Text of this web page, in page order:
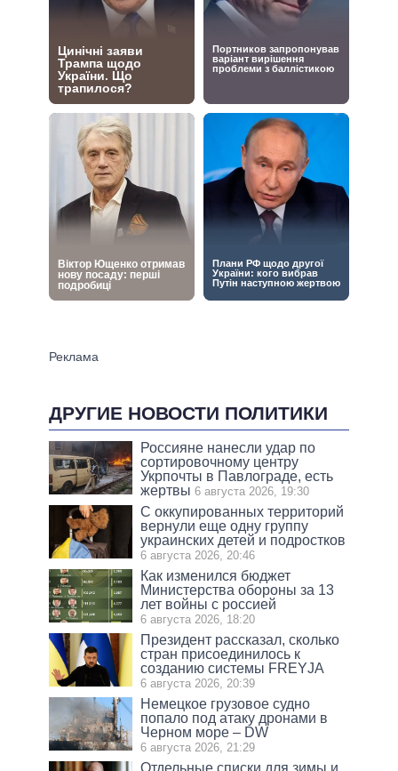
ДРУГИЕ НОВОСТИ ПОЛИТИКИ
Россияне нанесли удар по
сортировочному центру
Укрпочты в Павлограде, есть
жертвы 6 августа 2026, 19:30
С оккупированных территорий
вернули еще одну группу
украинских детей и подростков
6 августа 2026, 20:46
Как изменился бюджет
Министерства обороны за 13
лет войны с россией
6 августа 2026, 18:20
Президент рассказал, сколько
стран присоединилось к
созданию системы FREYJA
6 августа 2026, 20:39
Немецкое грузовое судно
попало под атаку дронами в
Черном море – DW
6 августа 2026, 21:29
Отдельные списки для зимы и